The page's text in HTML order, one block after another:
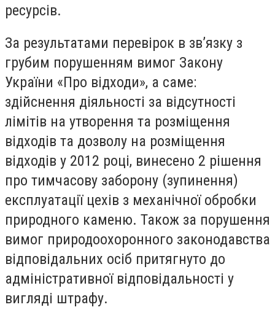
ресурсів.
За результатами перевірок в зв’язку з
грубим порушенням вимог Закону
України «Про відходи», а саме:
здійснення діяльності за відсутності
лімітів на утворення та розміщення
відходів та дозволу на розміщення
відходів у 2012 році, винесено 2 рішення
про тимчасову заборону (зупинення)
експлуатації цехів з механічної обробки
природного каменю. Також за порушення
вимог природоохоронного законодавства
відповідальних осіб притягнуто до
адміністративної відповідальності у
вигляді штрафу.